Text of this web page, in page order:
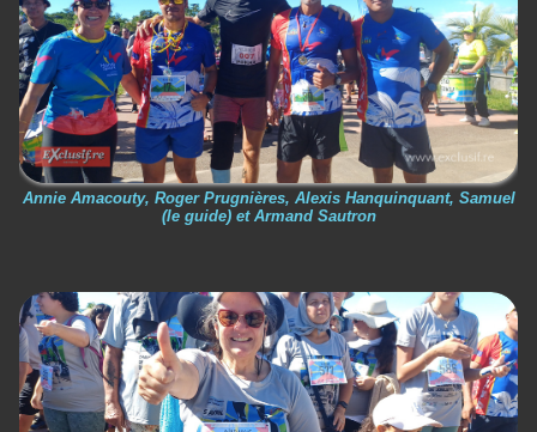
Annie Amacouty, Roger Prugnières, Alexis Hanquinquant, Samuel
(le guide) et Armand Sautron